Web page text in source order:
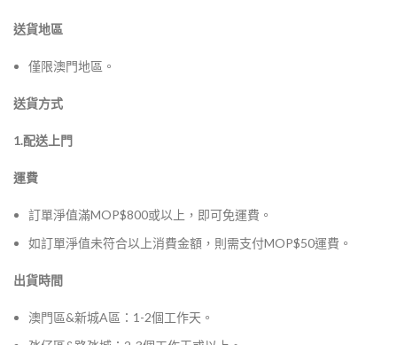
送貨地區
僅限澳門地區。
送貨方式
1.配送上門
運費
訂單淨值滿MOP$800或以上，即可免運費。
如訂單淨值未符合以上消費金額，則需支付MOP$50運費。
出貨時間
澳門區&新城A區：1-2個工作天。